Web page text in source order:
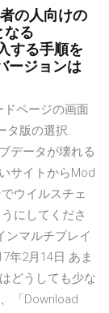
の人向けの
なる
する手順を
ージョンは
ページの画面
タ版の選択.
データが壊れる
サイトからMod
ウイルスチェ
にしてくださ
ンマルチプレイ
年2月14日 あま
どうしても少な
「Download